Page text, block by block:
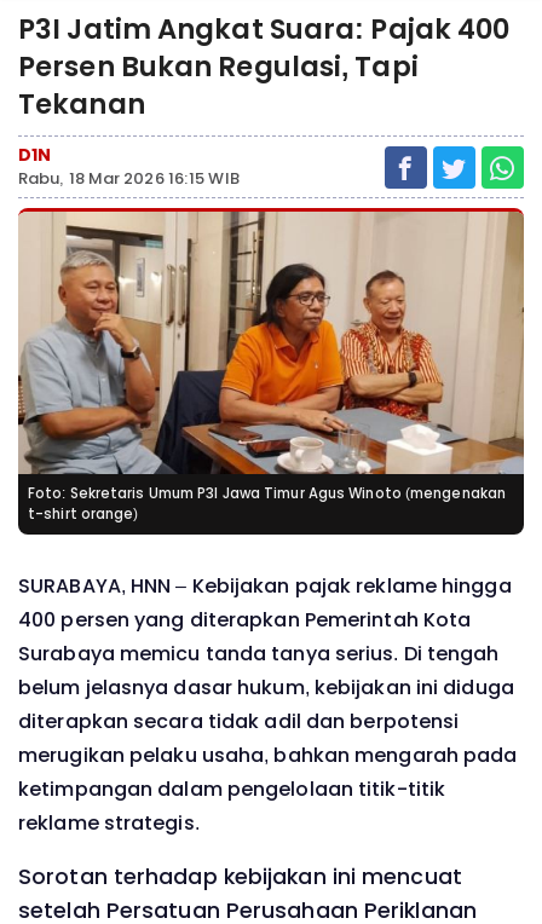
P3I Jatim Angkat Suara: Pajak 400
Persen Bukan Regulasi, Tapi
Tekanan
D1N
Rabu, 18 Mar 2026 16:15 WIB
Foto: Sekretaris Umum P3I Jawa Timur Agus Winoto (mengenakan
t-shirt orange)
SURABAYA, HNN – Kebijakan pajak reklame hingga
400 persen yang diterapkan Pemerintah Kota
Surabaya memicu tanda tanya serius. Di tengah
belum jelasnya dasar hukum, kebijakan ini diduga
diterapkan secara tidak adil dan berpotensi
merugikan pelaku usaha, bahkan mengarah pada
ketimpangan dalam pengelolaan titik-titik
reklame strategis.
Sorotan terhadap kebijakan ini mencuat
setelah Persatuan Perusahaan Periklanan